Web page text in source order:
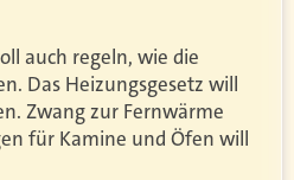
auch regeln, wie die
Das Heizungsgesetz will
Zwang zur Fernwärme
für Kamine und Öfen will